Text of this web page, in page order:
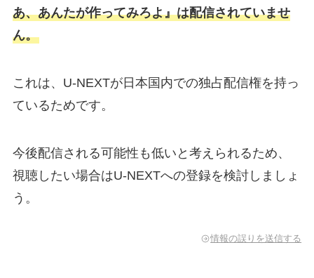
あ、あんたが作ってみろよ』は配信されていませ
ん。
これは、U-NEXTが日本国内での独占配信権を持っ
ているためです。
今後配信される可能性も低いと考えられるため、
視聴したい場合はU-NEXTへの登録を検討しましょ
う。
情報の誤りを送信する